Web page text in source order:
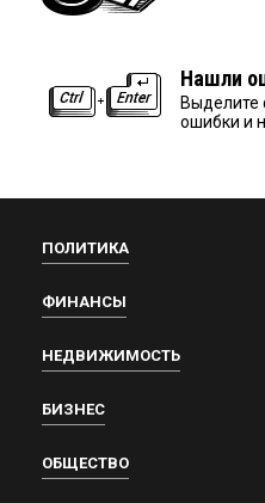
Нашли
Выделите
ошибки и
ПОЛИТИКА
ФИНАНСЫ
НЕДВИЖИМОСТЬ
БИЗНЕС
ОБЩЕСТВО